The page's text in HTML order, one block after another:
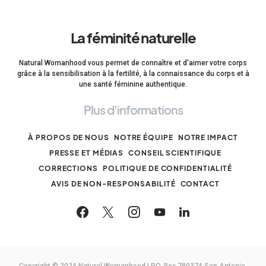
La féminité naturelle
Natural Womanhood vous permet de connaître et d'aimer votre corps
grâce à la sensibilisation à la fertilité, à la connaissance du corps et à
une santé féminine authentique.
Plus d'informations
À PROPOS DE NOUS NOTRE ÉQUIPE NOTRE IMPACT
PRESSE ET MÉDIAS
CONSEIL SCIENTIFIQUE
CORRECTIONS POLITIQUE DE CONFIDENTIALITÉ
AVIS DE NON-RESPONSABILITÉ CONTACT